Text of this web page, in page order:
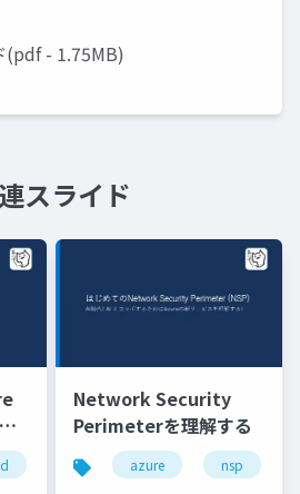
(pdf - 1.75MB)
スライド
Network Security
Perimeterを理解する
azure nsp